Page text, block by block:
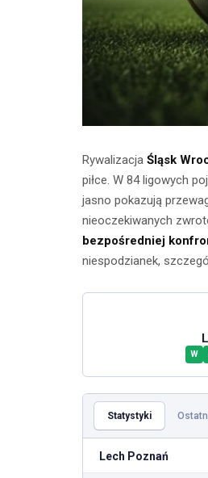
Rywalizacja Śląsk
piłce. W 84 ligowych
jasno pokazują
nieoczekiwanych
bezpośredniej
niespodzianek,
W
Statystyki
Lech Poznań
Ćwiczenia z
taśmami –
skuteczny
trening w domu